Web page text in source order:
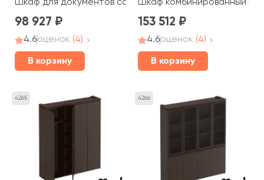
Шкаф для документов со стеклянными дверями МК 378
98 927
4.6оценок (4)
В корзину
Шкаф комбинированный МК
153 512
4.6оценок (4)
В корзину
4265 4266